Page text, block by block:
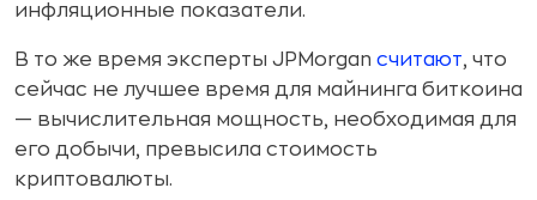
инфляционные показатели.
В то же время эксперты JPMorgan считают, что
сейчас не лучшее время для майнинга биткоина
— вычислительная мощность, необходимая для
его добычи, превысила стоимость
криптовалюты.